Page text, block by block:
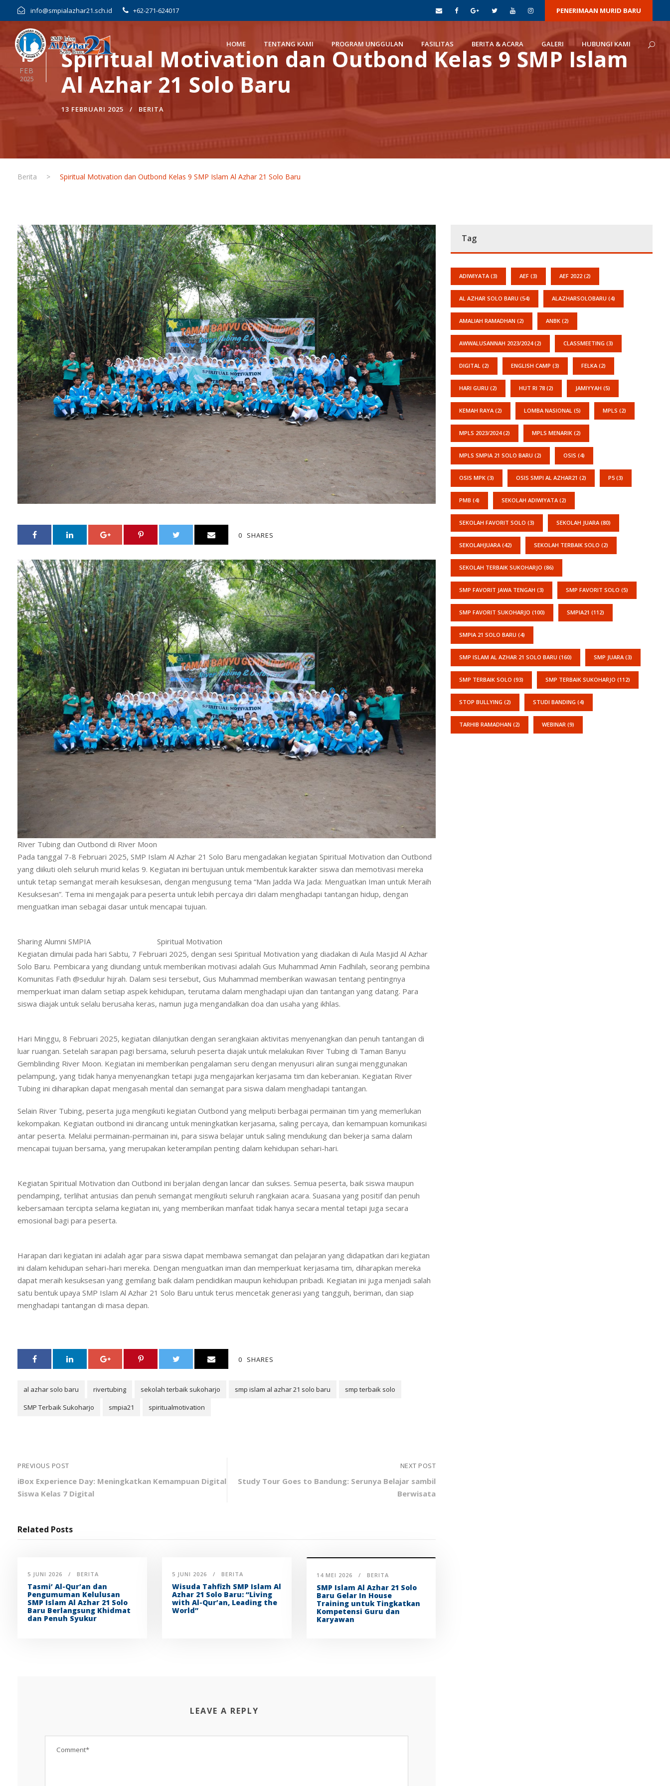
info@smpialazhar21.sch.id +62-271-624017 PENERIMAAN MURID BARU
HOME TENTANG KAMI PROGRAM UNGGULAN FASILITAS BERITA & ACARA GALERI HUBUNGI KAMI
13
FEB
2025
Spiritual Motivation dan Outbond Kelas 9 SMP Islam
Al Azhar 21 Solo Baru
13 FEBRUARI 2025 BERITA
Berita > Spiritual Motivation dan Outbond Kelas 9 SMP Islam Al Azhar 21 Solo Baru
0 SHARES
River Tubing dan Outbond di River Moon
Pada tanggal 7-8 Februari 2025, SMP Islam Al Azhar 21 Solo Baru mengadakan kegiatan Spiritual Motivation dan Outbond
yang diikuti oleh seluruh murid kelas 9. Kegiatan ini bertujuan untuk membentuk karakter siswa dan memotivasi mereka
untuk tetap semangat meraih kesuksesan, dengan mengusung tema “Man Jadda Wa Jada: Menguatkan Iman untuk Meraih
Kesuksesan”. Tema ini mengajak para peserta untuk lebih percaya diri dalam menghadapi tantangan hidup, dengan
menguatkan iman sebagai dasar untuk mencapai tujuan.
Sharing Alumni SMPIA
Spiritual Motivation
Kegiatan dimulai pada hari Sabtu, 7 Februari 2025, dengan sesi Spiritual Motivation yang diadakan di Aula Masjid Al Azhar
Solo Baru. Pembicara yang diundang untuk memberikan motivasi adalah Gus Muhammad Amin Fadhilah, seorang pembina
Komunitas Fath @sedulur hijrah. Dalam sesi tersebut, Gus Muhammad memberikan wawasan tentang pentingnya
memperkuat iman dalam setiap aspek kehidupan, terutama dalam menghadapi ujian dan tantangan yang datang. Para
siswa diajak untuk selalu berusaha keras, namun juga mengandalkan doa dan usaha yang ikhlas.
Hari Minggu, 8 Februari 2025, kegiatan dilanjutkan dengan serangkaian aktivitas menyenangkan dan penuh tantangan di
luar ruangan. Setelah sarapan pagi bersama, seluruh peserta diajak untuk melakukan River Tubing di Taman Banyu
Gemblinding River Moon. Kegiatan ini memberikan pengalaman seru dengan menyusuri aliran sungai menggunakan
pelampung, yang tidak hanya menyenangkan tetapi juga mengajarkan kerjasama tim dan keberanian. Kegiatan River
Tubing ini diharapkan dapat mengasah mental dan semangat para siswa dalam menghadapi tantangan.
Selain River Tubing, peserta juga mengikuti kegiatan Outbond yang meliputi berbagai permainan tim yang memerlukan
kekompakan. Kegiatan outbond ini dirancang untuk meningkatkan kerjasama, saling percaya, dan kemampuan komunikasi
antar peserta. Melalui permainan-permainan ini, para siswa belajar untuk saling mendukung dan bekerja sama dalam
mencapai tujuan bersama, yang merupakan keterampilan penting dalam kehidupan sehari-hari.
Kegiatan Spiritual Motivation dan Outbond ini berjalan dengan lancar dan sukses. Semua peserta, baik siswa maupun
pendamping, terlihat antusias dan penuh semangat mengikuti seluruh rangkaian acara. Suasana yang positif dan penuh
kebersamaan tercipta selama kegiatan ini, yang memberikan manfaat tidak hanya secara mental tetapi juga secara
emosional bagi para peserta.
Harapan dari kegiatan ini adalah agar para siswa dapat membawa semangat dan pelajaran yang didapatkan dari kegiatan
ini dalam kehidupan sehari-hari mereka. Dengan menguatkan iman dan memperkuat kerjasama tim, diharapkan mereka
dapat meraih kesuksesan yang gemilang baik dalam pendidikan maupun kehidupan pribadi. Kegiatan ini juga menjadi salah
satu bentuk upaya SMP Islam Al Azhar 21 Solo Baru untuk terus mencetak generasi yang tangguh, beriman, dan siap
menghadapi tantangan di masa depan.
0 SHARES
al azhar solo baru rivertubing sekolah terbaik sukoharjo smp islam al azhar 21 solo baru
smp terbaik solo
SMP Terbaik Sukoharjo
smpia21 spiritualmotivation
PREVIOUS POST
iBox Experience Day: Meningkatkan Kemampuan Digital
Siswa Kelas 7 Digital
NEXT POST
Study Tour Goes to Bandung: Serunya Belajar sambil
Berwisata
Related Posts
5 JUNI 2026 BERITA
Tasmi’ Al-Qur’an dan
Pengumuman Kelulusan
SMP Islam Al Azhar 21 Solo
Baru Berlangsung Khidmat
dan Penuh Syukur
5 JUNI 2026 BERITA
Wisuda Tahfizh SMP Islam Al
Azhar 21 Solo Baru: “Living
with Al-Qur’an, Leading the
World”
14 MEI 2026 BERITA
SMP Islam Al Azhar 21 Solo
Baru Gelar In House
Training untuk Tingkatkan
Kompetensi Guru dan
Karyawan
LEAVE A REPLY
Tag
ADIWIYATA (3) AEF (3) AEF 2022 (2)
AL AZHAR SOLO BARU (54) ALAZHARSOLOBARU (4)
AMALIAH RAMADHAN (2) ANBK (2)
AWWALUSANNAH 2023/2024(2) CLASSMEETING (3)
DIGITAL (2) ENGLISH CAMP (3) FELKA (2)
HARI GURU (2) HUT RI 78 (2) JAMIYYAH (5)
KEMAH RAYA (2) LOMBA NASIONAL (5) MPLS (2)
MPLS 2023/2024(2) MPLS MENARIK (2)
MPLS SMPIA 21 SOLO BARU (2) OSIS (4)
OSIS MPK (3) OSIS SMPI AL AZHAR21 (2) P5 (3)
PMB (4) SEKOLAH ADIWIYATA (2)
SEKOLAH FAVORIT SOLO (3) SEKOLAH JUARA (80)
SEKOLAHJUARA (42) SEKOLAH TERBAIK SOLO (2)
SEKOLAH TERBAIK SUKOHARJO (86)
SMP FAVORIT JAWA TENGAH (3) SMP FAVORIT SOLO (5)
SMP FAVORIT SUKOHARJO (100) SMPIA21 (112)
SMPIA 21 SOLO BARU (4)
SMP ISLAM AL AZHAR 21 SOLO BARU (160) SMP JUARA (3)
SMP TERBAIK SOLO (93) SMP TERBAIK SUKOHARJO (112)
STOP BULLYING (2) STUDI BANDING (4)
TARHIB RAMADHAN (2) WEBINAR (9)